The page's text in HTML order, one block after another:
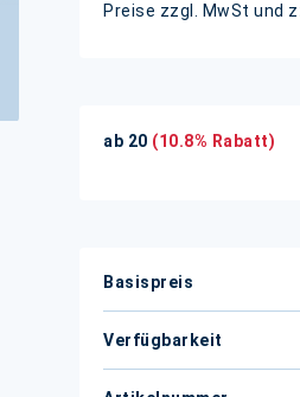
Preise zzgl. MwSt und
ab 20 (10.8% Rabatt)
Weitere
Basispreis
Verfügbarkeit